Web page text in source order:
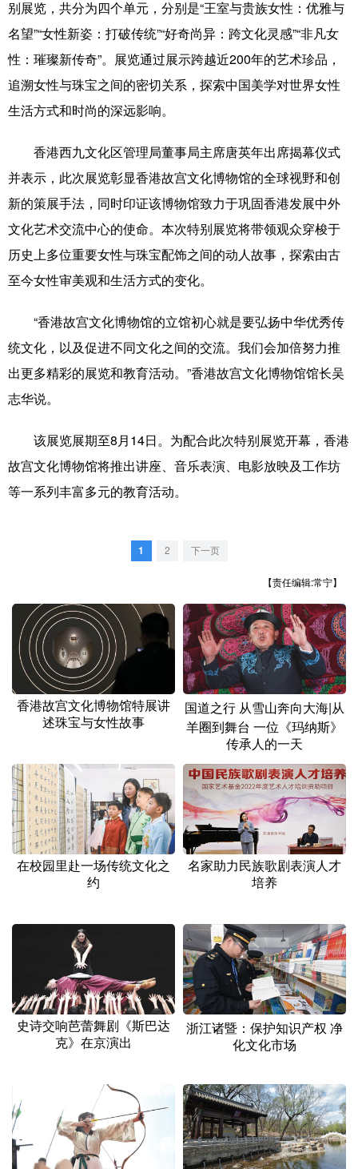
辽宁 吉林 上海 江苏
浙江 安徽 福建 江西
山东 湖北
陕西 甘肃 青海 宁夏
新疆 内蒙古 黑龙江
多语种频道
English Español Français عربى
Deutsch
别展览，共分为四个单元，分别是“王室与贵族女性：优雅与
名望”“女性新姿：打破传统”“好奇尚异：跨文化灵感”“非凡女
性：璀璨新传奇”。展览通过展示跨越近200年的艺术珍品，
追溯女性与珠宝之间的密切关系，探索中国美学对世界女性
生活方式和时尚的深远影响。
香港西九文化区管理局董事局主席唐英年出席揭幕仪式
并表示，此次展览彰显香港故宫文化博物馆的全球视野和创
新的策展手法，同时印证该博物馆致力于巩固香港发展中外
文化艺术交流中心的使命。本次特别展览将带领观众穿梭于
历史上多位重要女性与珠宝配饰之间的动人故事，探索由古
至今女性审美观和生活方式的变化。
“香港故宫文化博物馆的立馆初心就是要弘扬中华优秀传
统文化，以及促进不同文化之间的交流。我们会加倍努力推
出更多精彩的展览和教育活动。”香港故宫文化博物馆馆长吴
志华说。
该展览展期至8月14日。为配合此次特别展览开幕，香港
故宫文化博物馆将推出讲座、音乐表演、电影放映及工作坊
等一系列丰富多元的教育活动。
1 2 下一页
【责任编辑:常宁】
香港故宫文化博物馆特展讲
述珠宝与女性故事
国道之行 从雪山奔向大海|从
羊圈到舞台 一位《玛纳斯》
传承人的一天
在校园里赴一场传统文化之
约
名家助力民族歌剧表演人才
培养
史诗交响芭蕾舞剧《斯巴达
克》在京演出
浙江诸暨：保护知识产权 净
化文化市场